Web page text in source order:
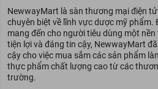
NewwayMart là sàn thương mại điện
chuyên biệt về lĩnh vực dược mỹ
mang đến cho người tiêu dùng một
tiện lợi và đáng tin cậy, NewwayMart
cậy cho việc mua sắm các sản phẩm
thực phẩm chất lượng cao từ các
trường.